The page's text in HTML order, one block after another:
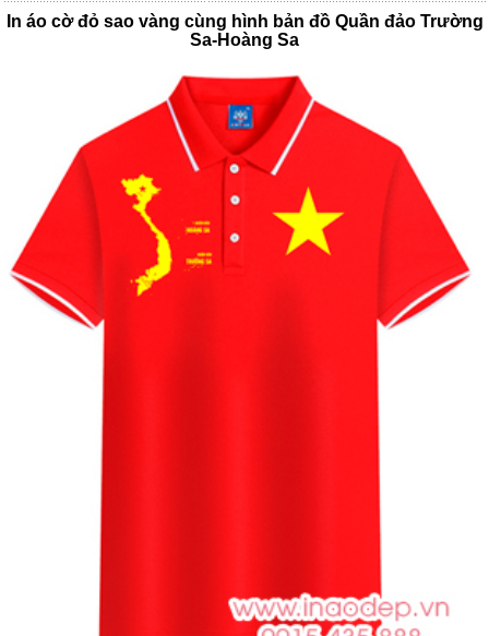
In áo cờ đỏ sao vàng cùng hình bản đồ Quần đảo Trường
Sa-Hoàng Sa